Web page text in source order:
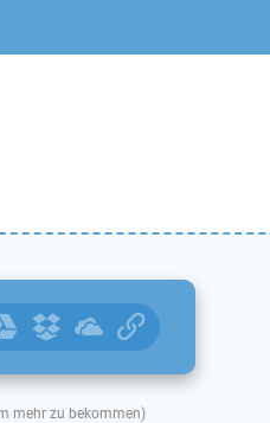
mehr zu bekommen)